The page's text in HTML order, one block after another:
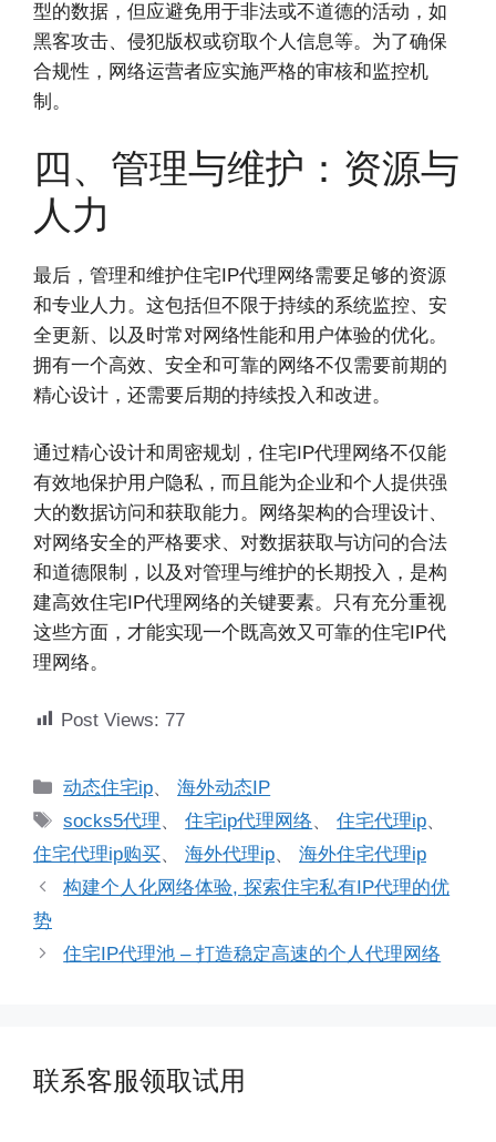
型的数据，但应避免用于非法或不道德的活动，如
黑客攻击、侵犯版权或窃取个人信息等。为了确保
合规性，网络运营者应实施严格的审核和监控机
制。
四、管理与维护：资源与
人力
最后，管理和维护住宅IP代理网络需要足够的资源
和专业人力。这包括但不限于持续的系统监控、安
全更新、以及时常对网络性能和用户体验的优化。
拥有一个高效、安全和可靠的网络不仅需要前期的
精心设计，还需要后期的持续投入和改进。
通过精心设计和周密规划，住宅IP代理网络不仅能
有效地保护用户隐私，而且能为企业和个人提供强
大的数据访问和获取能力。网络架构的合理设计、
对网络安全的严格要求、对数据获取与访问的合法
和道德限制，以及对管理与维护的长期投入，是构
建高效住宅IP代理网络的关键要素。只有充分重视
这些方面，才能实现一个既高效又可靠的住宅IP代
理网络。
Post Views: 77
分
动态住宅ip、海外动态IP
标
签
socks5代理、住宅ip代理网络、住宅代理ip、
住宅代理ip购买、 海外代理ip、 海外住宅代理ip
构建个人化网络体验, 探索住宅私有IP代理的优
势
住宅IP代理池 – 打造稳定高速的个人代理网络
联系客服领取试用